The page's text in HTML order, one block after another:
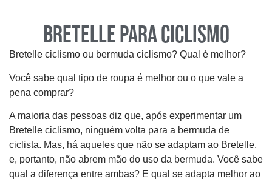
Bretelle para ciclismo
Bretelle ciclismo ou bermuda ciclismo? Qual é melhor?
Você sabe qual tipo de roupa é melhor ou o que vale a
pena comprar?
A maioria das pessoas diz que, após experimentar um
Bretelle ciclismo, ninguém volta para a bermuda de
ciclista. Mas, há aqueles que não se adaptam ao Bretelle,
e, portanto, não abrem mão do uso da bermuda. Você sabe
qual a diferença entre ambas? E qual se adapta melhor ao